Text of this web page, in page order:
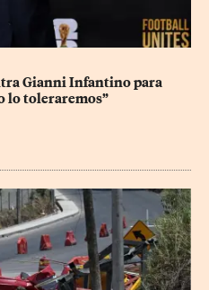
Gianni Infantino para
lo toleraremos”